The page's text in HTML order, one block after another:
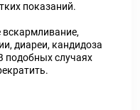
показаний.
диареи, кандидоза
подобных случаях